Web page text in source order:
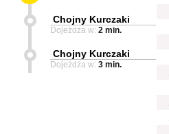
Chojny Kurczaki
Dojeżdża w: 2 min.
Chojny Kurczaki
Dojeżdża w: 3 min.